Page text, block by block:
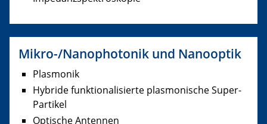
Mikro-/Nanophotonik und Nanooptik
Plasmonik
Hybride funktionalisierte plasmonische Super-
Partikel
Optische Antennen